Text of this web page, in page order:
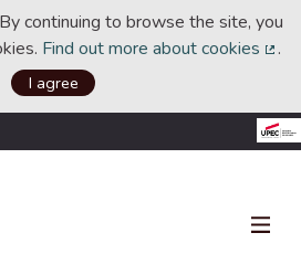
continuing to browse the site, you
Find out more about cookies .
I agree